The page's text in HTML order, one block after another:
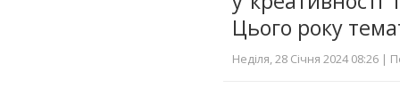
Цього року
Неділя, 28 Січня 2024 08:26 |